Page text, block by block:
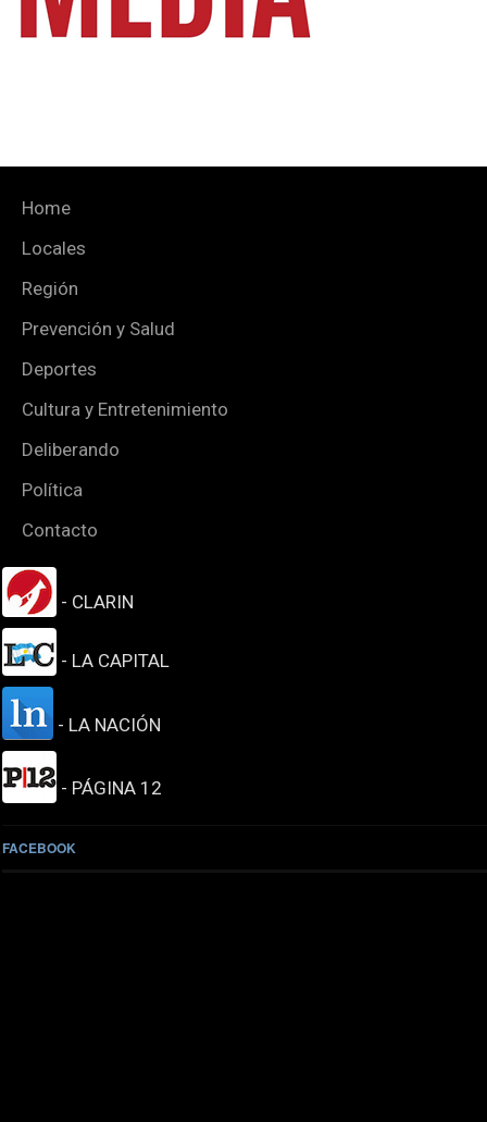
Home
Locales
Región
Prevención y Salud
Deportes
Cultura y Entretenimiento
Deliberando
Política
Contacto
- CLARIN
- LA CAPITAL
- LA NACIÓN
- PÁGINA 12
FACEBOOK